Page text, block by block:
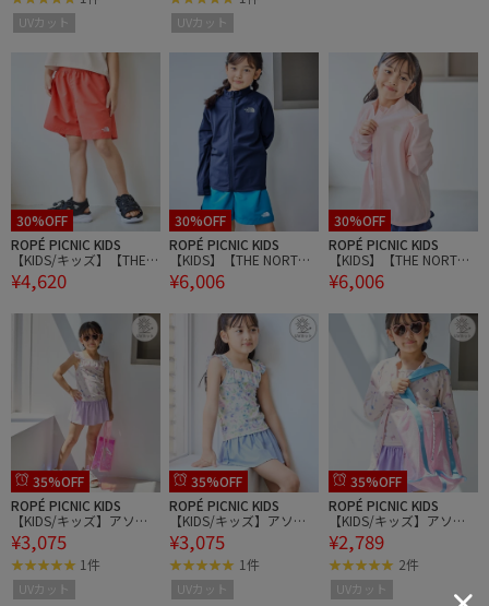
UVカット UVカット
30%OFF
ROPÉ PICNIC KIDS
【KIDS/キッズ】【THE N
ORTH FACE/ザ・ノー
ス・フェイス】WATER S
HORTS
¥4,620
30%OFF
ROPÉ PICNIC KIDS
【KIDS】【THE NORTH F
ACE】L/S sunshade full z
ip jacket
¥6,006
30%OFF
ROPÉ PICNIC KIDS
【KIDS】【THE NORTH F
ACE】L/S sunshade full z
ip jacket
¥6,006
35%OFF
ROPÉ PICNIC KIDS
【KIDS/キッズ】アソー
ト柄セパレート水着/UV
カット
¥3,075
1件
UVカット
35%OFF
ROPÉ PICNIC KIDS
【KIDS/キッズ】アソー
ト柄セパレート水着/UV
カット
¥3,075
1件
UVカット
35%OFF
ROPÉ PICNIC KIDS
【KIDS/キッズ】アソー
ト柄ラッシュガード/UV
カット
¥2,789
2件
UVカット